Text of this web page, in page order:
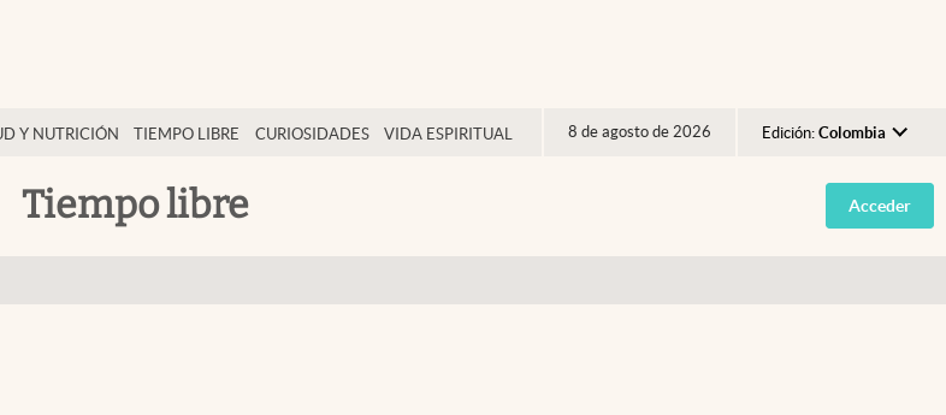
Y NUTRICIÓN TIEMPO LIBRE CURIOSIDADES VIDA ESPIRITUAL 8 de agosto de 2026 Edición: Colombia
Argentina
España
Tiempo libre Acceder